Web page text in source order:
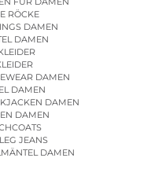
RÖCKE
DAMEN
DAMEN
DAMEN
DAMEN
DAMEN
DAMEN
JEANS
DAMEN